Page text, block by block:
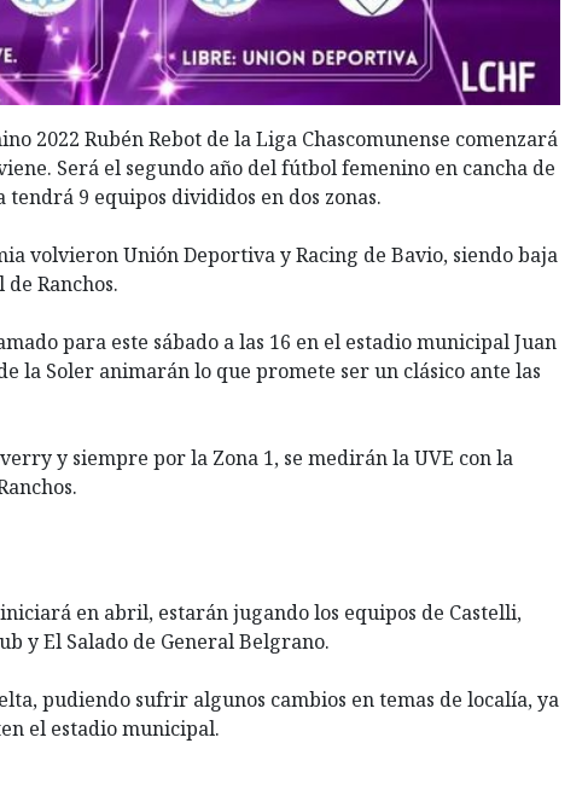
2022 Rubén Rebot de la Liga Chascomunense comenzará
Será el segundo año del fútbol femenino en cancha de
9 equipos divididos en dos zonas.
volvieron Unión Deportiva y Racing de Bavio, siendo baja
Ranchos.
para este sábado a las 16 en el estadio municipal Juan
la Soler animarán lo que promete ser un clásico ante las
y siempre por la Zona 1, se medirán la UVE con la
en abril, estarán jugando los equipos de Castelli,
y El Salado de General Belgrano.
pudiendo sufrir algunos cambios en temas de localía, ya
el estadio municipal.